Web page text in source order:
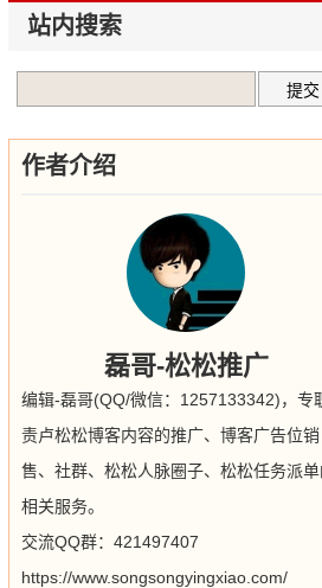
站内搜索
作者介绍
磊哥-松松推广
编辑-磊哥(QQ/微信：1257133342)，专
责卢松松博客内容的推广、博客广告位销
售、社群、松松人脉圈子、松松任务派
相关服务。
交流QQ群：421497407
https://www.songsongyingxiao.com/